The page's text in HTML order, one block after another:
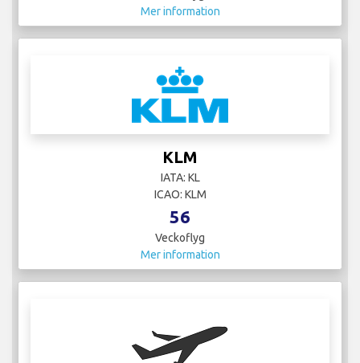
Mer information
KLM
IATA: KL
ICAO: KLM
56
Veckoflyg
Mer information